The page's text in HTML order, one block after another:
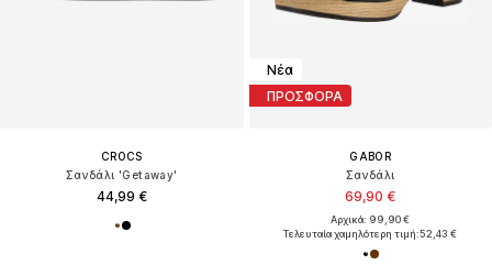
CROCS
Σανδάλι 'Getaway'
44,99 €
Νέα
ΠΡΟΣΦΟΡΑ
GABOR
Σανδάλι
69,90 €
Αρχικά: 99,90 €
Τελευταία χαμηλότερη τιμή:52,43 €